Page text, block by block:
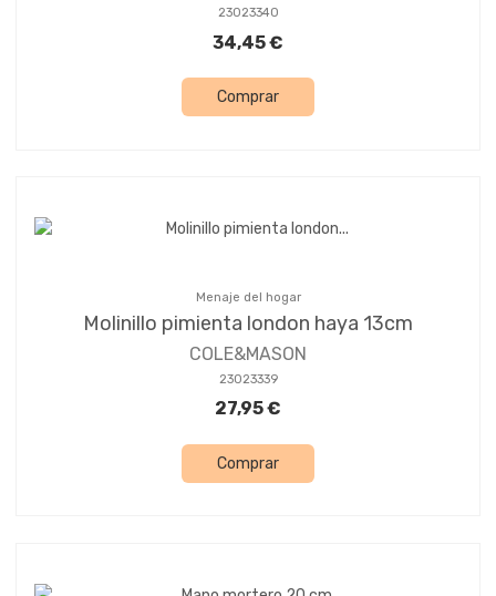
23023340
34,45 €
Comprar
Menaje del hogar
Molinillo pimienta london haya 13cm
COLE&MASON
23023339
27,95 €
Comprar